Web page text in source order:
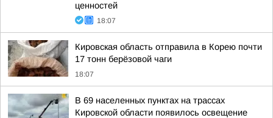
ценностей
18:07
Кировская область отправила в Корею почти
17 тонн берёзовой чаги
18:07
В 69 населенных пунктах на трассах
Кировской области появилось освещение